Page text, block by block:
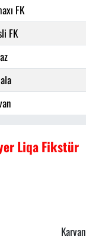
FK
FK
Liqa Fikstür
Karvan